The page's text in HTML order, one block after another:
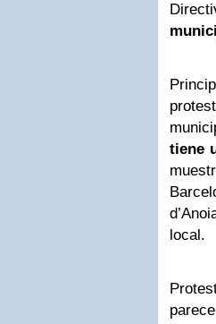
tiene
local.